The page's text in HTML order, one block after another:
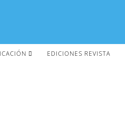
EDICIONES REVISTA